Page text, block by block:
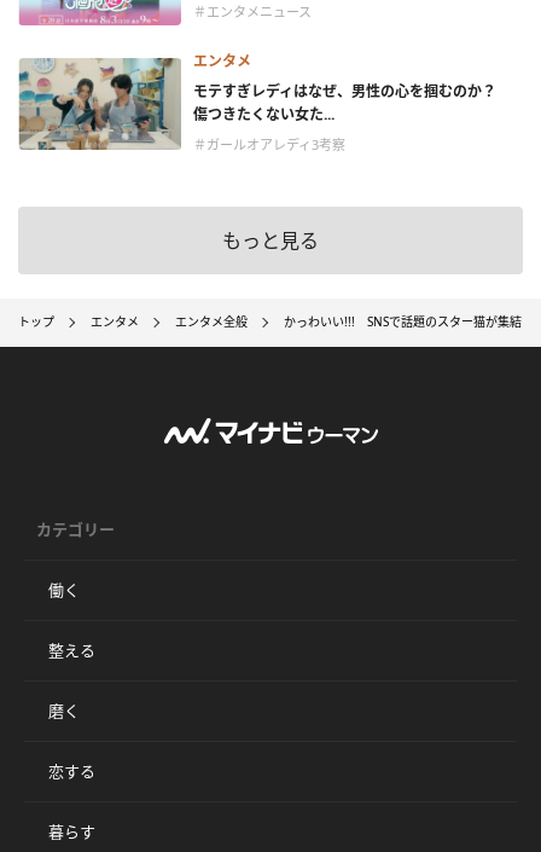
＃エンタメニュース
エンタメ
モテすぎレディはなぜ、男性の心を掴むのか？
傷つきたくない女た...
＃ガールオアレディ3考察
もっと見る
トップ エンタメ エンタメ全般 かっわいい!!! SNSで話題のスター猫が集結す
カテゴリー
働く
整える
磨く
恋する
暮らす